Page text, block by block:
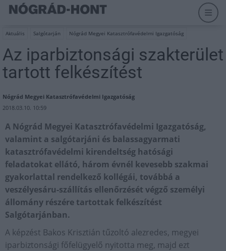
Aktuális Salgótarján Nógrád Megyei Katasztrófavédelmi Igazgatóság
Az iparbiztonsági szakterület
tartott felkészítést
Nógrád Megyei Katasztrófavédelmi Igazgatóság
2018.03.10. 10:59
A Nógrád Megyei Katasztrófavédelmi Igazgatóság,
valamint a salgótarjáni és balassagyarmati
katasztrófavédelmi kirendeltség hatósági
feladatokat ellátó, három évnél kevesebb szakmai
gyakorlattal rendelkező kollégái, továbbá a
veszélyesáru-szállítás ellenőrzését végző személyi
állomány részére tartottak felkészítést
Salgótarjánban.
A képzést Bakos Krisztián tűzoltó alezredes, megyei
iparbiztonsági főfelügyelő nyitotta meg, majd ezt